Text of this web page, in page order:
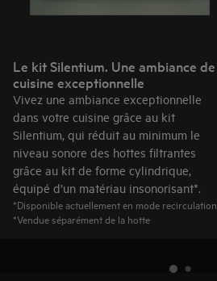
Le kit Silentium. Une ambiance de
cuisine exceptionnelle
Vivez une ambiance exceptionnelle
dans votre cuisine grâce au kit
Silentium, qui réduit au minimum le
niveau sonore des hottes filtrantes
grâce au kit de forme cylindrique,
équipé d’un matériau insonorisant*.
*Disponible actuellement en mode recirculation.
*Vendue séparément de la hotte